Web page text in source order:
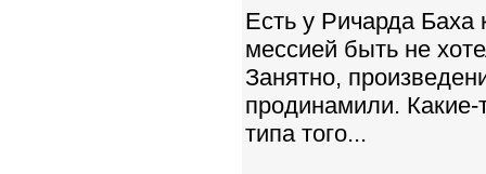
Есть у Ричарда
мессией быть не
Занятно,
продинамили.
типа того...